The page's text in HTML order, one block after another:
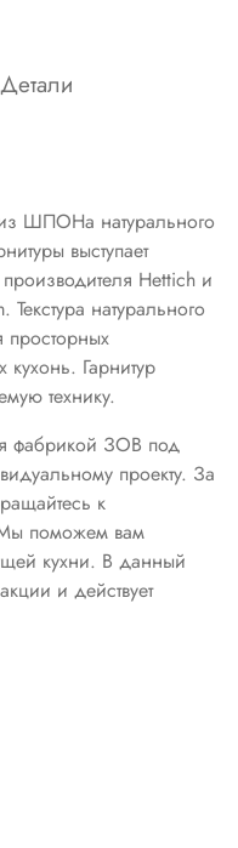
Детали
ШПОНа натурального
выступает
Hettich и
натурального
Гарнитур
технику.
фабрикой ЗОВ под
проекту. За
к
поможем вам
кухни. В данный
и действует